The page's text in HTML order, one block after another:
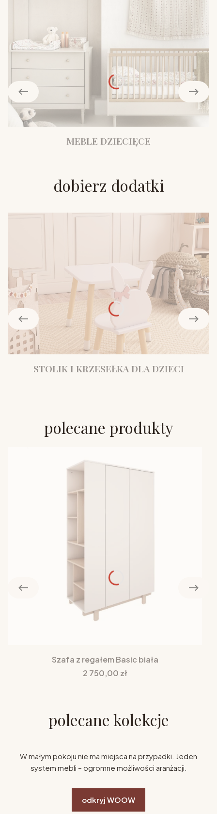
MEBLE DZIECIĘCE
dobierz dodatki
STOLIK I KRZESEŁKA DLA DZIECI
polecane produkty
Szafa z regałem Basic biała
Cena
2 750,00 zł
polecane kolekcje
W małym pokoju nie ma miejsca na przypadki. Jeden
system mebli – ogromne możliwości aranżacji.
odkryj WOOW